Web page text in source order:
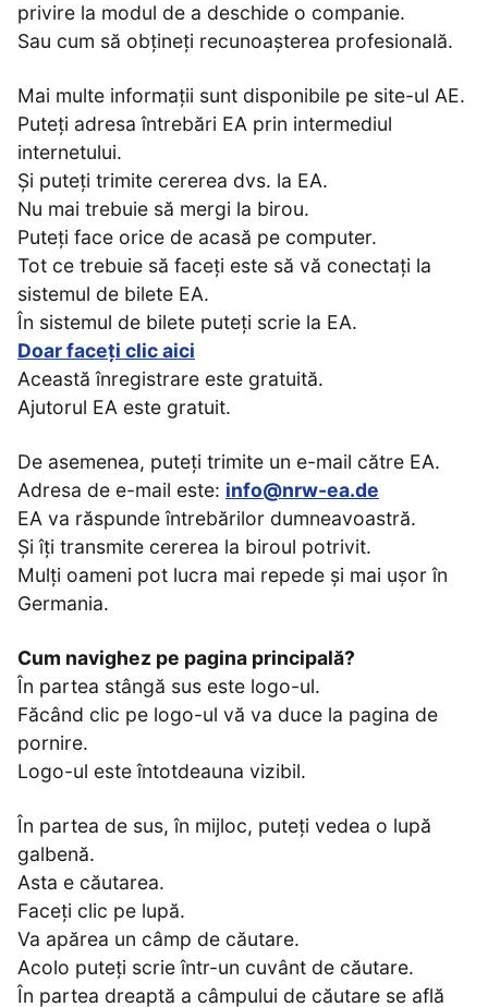
privire la modul de a deschide o companie.
Sau cum să obțineți recunoașterea profesională.
Mai multe informații sunt disponibile pe site-ul AE.
Puteți adresa întrebări EA prin intermediul
internetului.
Și puteți trimite cererea dvs. la EA.
Nu mai trebuie să mergi la birou.
Puteți face orice de acasă pe computer.
Tot ce trebuie să faceți este să vă conectați la
sistemul de bilete EA.
În sistemul de bilete puteți scrie la EA.
Doar faceți clic aici
Această înregistrare este gratuită.
Ajutorul EA este gratuit.
De asemenea, puteți trimite un e-mail către EA.
Adresa de e-mail este: info@nrw-ea.de
EA va răspunde întrebărilor dumneavoastră.
Și îți transmite cererea la biroul potrivit.
Mulți oameni pot lucra mai repede și mai ușor în
Germania.
Cum navighez pe pagina principală?
În partea stângă sus este logo-ul.
Făcând clic pe logo-ul vă va duce la pagina de
pornire.
Logo-ul este întotdeauna vizibil.
În partea de sus, în mijloc, puteți vedea o lupă
galbenă.
Asta e căutarea.
Faceți clic pe lupă.
Va apărea un câmp de căutare.
Acolo puteți scrie într-un cuvânt de căutare.
În partea dreaptă a câmpului de căutare se află